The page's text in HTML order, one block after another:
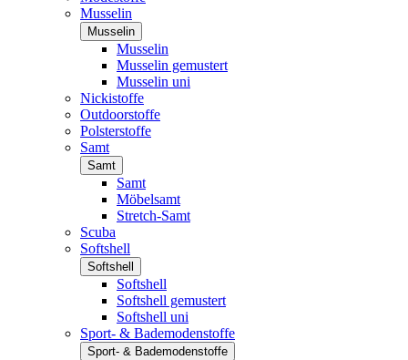
Musselin
Musselin
Musselin
Musselin gemustert
Musselin uni
Nickistoffe
Outdoorstoffe
Polsterstoffe
Samt
Samt
Samt
Möbelsamt
Stretch-Samt
Scuba
Softshell
Softshell
Softshell
Softshell gemustert
Softshell uni
Sport- & Bademodenstoffe
Sport- & Bademodenstoffe